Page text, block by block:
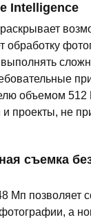
Intelligence
обработку
выполнять
объемом
проекты, не
съемка
Мп позволяет
а